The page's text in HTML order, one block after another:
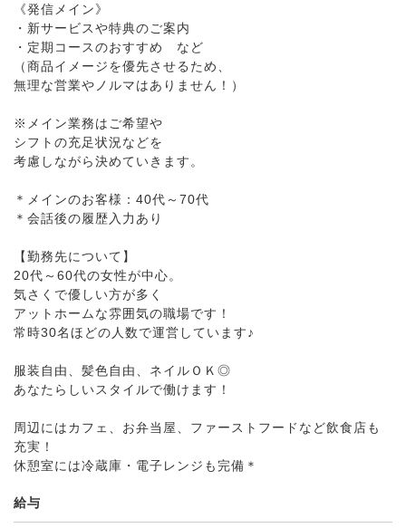
《発信メイン》
・新サービスや特典のご案内
・定期コースのおすすめ など
（商品イメージを優先させるため、
無理な営業やノルマはありません！）
※メイン業務はご希望や
シフトの充足状況などを
考慮しながら決めていきます。
＊メインのお客様：40代～70代
＊会話後の履歴入力あり
【勤務先について】
20代～60代の女性が中心。
気さくで優しい方が多く
アットホームな雰囲気の職場です！
常時30名ほどの人数で運営しています♪
服装自由、髪色自由、ネイルＯＫ◎
あなたらしいスタイルで働けます！
周辺にはカフェ、お弁当屋、ファーストフードなど飲食店も
充実！
休憩室には冷蔵庫・電子レンジも完備＊
給与